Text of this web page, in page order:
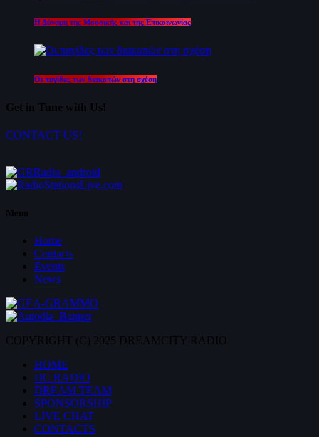
Η Δύναμη της Μουσικής και της Επικοινωνίας
Οι παγίδες των διακοπών στη σχέση
Get in Tune with Us!
CONTACT US!
Menu
Home
Contacts
Events
News
COPYRIGHT (C) 2025 DREAMCITY RADIO
HOME
DC RADIO
DREAM TEAM
SPONSORSHIP
LIVE CHAT
CONTACTS